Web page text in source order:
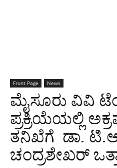
Front Page News
ಮೈಸೂರು ವಿವಿ
ಪ್ರಕ್ರಿಯೆಯಲ್ಲಿ
ತನಿಖೆಗೆ ಡಾ.
ಚಂದ್ರಶೇಖರ್